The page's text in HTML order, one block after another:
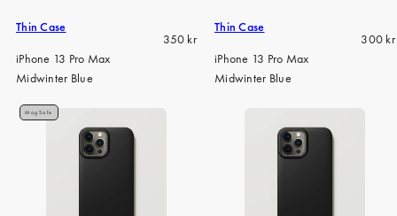
Thin Case
Regular
350 kr
iPhone 13 Pro Max
Midwinter Blue
Thin Case
300 kr
iPhone 13 Pro Max
Midwinter Blue
MagSafe